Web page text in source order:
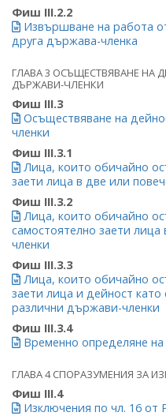
Фиш III.2.2
Извършване на работа
друга държава-членка
ГЛАВА 3 ОСЪЩЕСТВЯВАНЕ НА
ДЪРЖАВИ-ЧЛЕНКИ
Фиш III.3
Осъществяване на
членки
Фиш III.3.1
Лица, които обичайно
заети лица в две или
Фиш III.3.2
Лица, които обичайно
самостоятелно заети
членки
Фиш III.3.3
Лица, които обичайно
заети лица и дейност
различни държави-членки
Фиш III.3.4
Временно определяне
ГЛАВА 4 СПОРАЗУМЕНИЯ ЗА
Фиш III.4
Изключения по чл. 16 от